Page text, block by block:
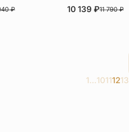
₽ В наличии
10 139₽11 790₽
1…10111213